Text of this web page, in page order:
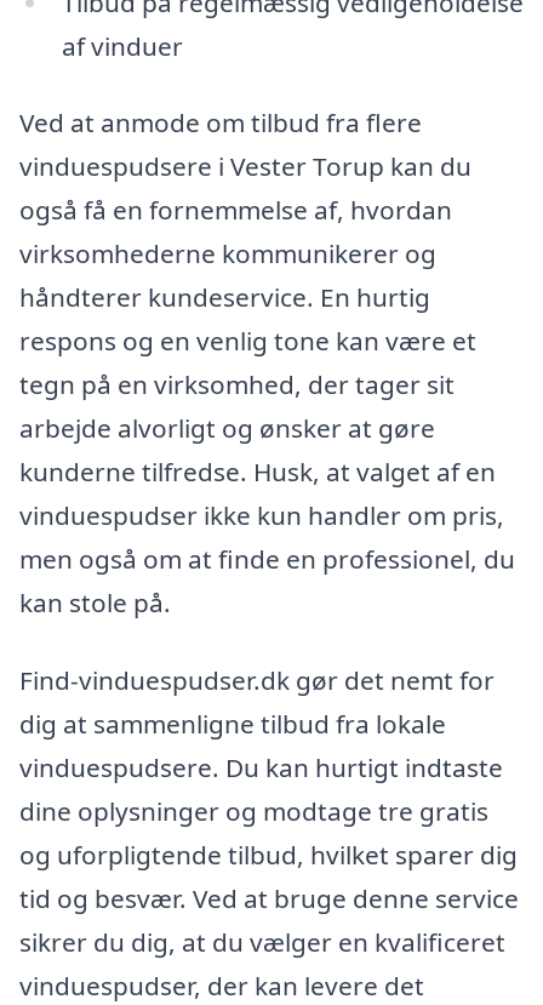
af vinduer
Ved at anmode om tilbud fra flere
vinduespudsere i Vester Torup kan du
også få en fornemmelse af, hvordan
virksomhederne kommunikerer og
håndterer kundeservice. En hurtig
respons og en venlig tone kan være et
tegn på en virksomhed, der tager sit
arbejde alvorligt og ønsker at gøre
kunderne tilfredse. Husk, at valget af en
vinduespudser ikke kun handler om pris,
men også om at finde en professionel, du
kan stole på.
Find-vinduespudser.dk gør det nemt for
dig at sammenligne tilbud fra lokale
vinduespudsere. Du kan hurtigt indtaste
dine oplysninger og modtage tre gratis
og uforpligtende tilbud, hvilket sparer dig
tid og besvær. Ved at bruge denne service
sikrer du dig, at du vælger en kvalificeret
vinduespudser, der kan levere det